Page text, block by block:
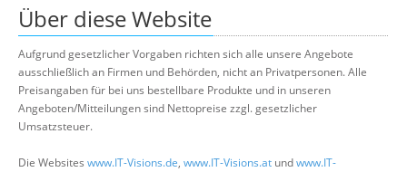
Über diese Website
Aufgrund gesetzlicher Vorgaben richten sich alle unsere Angebote
ausschließlich an Firmen und Behörden, nicht an Privatpersonen. Alle
Preisangaben für bei uns bestellbare Produkte und in unseren
Angeboten/Mitteilungen sind Nettopreise zzgl. gesetzlicher
Umsatzsteuer.
Die Websites www.IT-Visions.de, www.IT-Visions.at undwww.IT-